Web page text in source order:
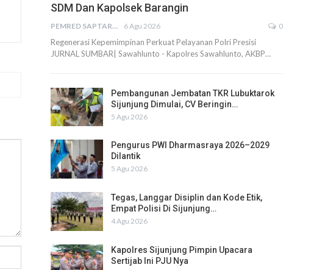
SDM Dan Kapolsek Barangin
PEMRED SAPTARIUS 6 Agu 2026 0
Regenerasi Kepemimpinan Perkuat Pelayanan Polri Presisi
JURNAL SUMBAR| Sawahlunto - Kapolres Sawahlunto, AKBP…
Pembangunan Jembatan TKR Lubuktarok
Sijunjung Dimulai, CV Beringin…
5 Agu 2026
Pengurus PWI Dharmasraya 2026–2029
Dilantik
5 Agu 2026
Tegas, Langgar Disiplin dan Kode Etik,
Empat Polisi Di Sijunjung…
4 Agu 2026
Kapolres Sijunjung Pimpin Upacara
Sertijab Ini PJU Nya